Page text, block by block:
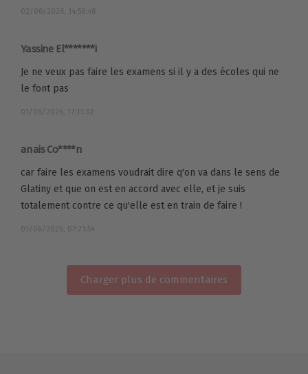
02/06/2026, 14:56:48
Yassine El*******i
Je ne veux pas faire les examens si il y a des écoles qui ne
le font pas
01/06/2026, 17:11:32
anais Co****n
car faire les examens voudrait dire q'on va dans le sens de
Glatiny et que on est en accord avec elle, et je suis
totalement contre ce qu'elle est en train de faire !
01/06/2026, 07:21:54
Charger plus de commentaires